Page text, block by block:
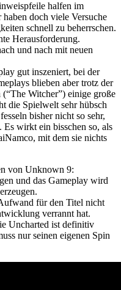
halfen im
doch viele Versuche
schnell zu beherrschen.
Herausforderung.
und nach mit neuen
gut inszeniert, bei der
blieben aber trotz der
Witcher”) einige große
die Spielwelt sehr hübsch
bisher nicht so sehr,
wirkt ein bisschen so, als
mit dem sie nichts
von Unknown 9:
und das Gameplay wird
für den Titel nicht
verrannt hat.
Uncharted ist definitiv
nur seinen eigenen Spin